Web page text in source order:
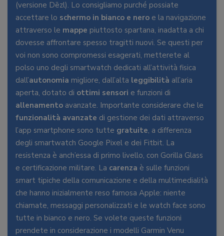
(versione Dēzl). Lo consigliamo purché possiate
accettare lo schermo in bianco e nero e la navigazione
attraverso le mappe piuttosto spartana, inadatta a chi
dovesse affrontare spesso tragitti nuovi. Se questi per
voi non sono compromessi esagerati, metterete al
polso uno degli smartwatch dedicati all’attività fisica
dall’autonomia migliore, dall’alta leggibilità all’aria
aperta, dotato di ottimi sensori e funzioni di
allenamento avanzate. Importante considerare che le
funzionalità avanzate di gestione dei dati attraverso
l’app smartphone sono tutte gratuite, a differenza
degli smartwatch Google Pixel e dei Fitbit. La
resistenza è anch’essa di primo livello, con Gorilla Glass
e certificazione militare. La carenza è sulle funzioni
smart tipiche della comunicazione e della multimedialità
che hanno inizialmente reso famosa Apple: niente
chiamate, messaggi personalizzati e le watch face sono
tutte in bianco e nero. Se volete queste funzioni
prendete in considerazione i modelli Garmin Venu